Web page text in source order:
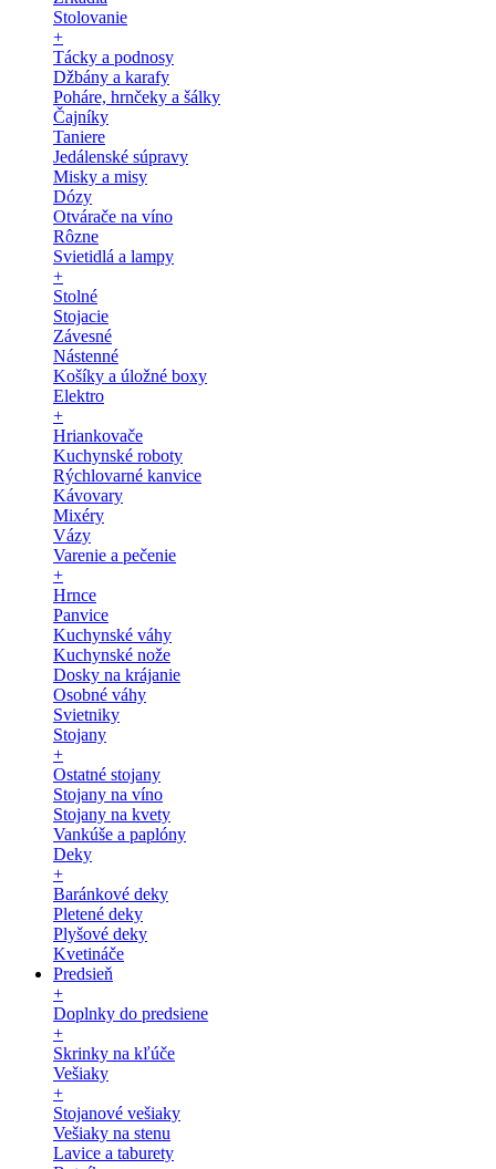
Stolovanie
+
Tácky a podnosy
Džbány a karafy
Poháre, hrnčeky a šálky
Čajníky
Taniere
Jedálenské súpravy
Misky a misy
Dózy
Otvárače na víno
Rôzne
Svietidlá a lampy
+
Stolné
Stojacie
Závesné
Nástenné
Košíky a úložné boxy
Elektro
+
Hriankovače
Kuchynské roboty
Rýchlovarné kanvice
Kávovary
Mixéry
Vázy
Varenie a pečenie
+
Hrnce
Panvice
Kuchynské váhy
Kuchynské nože
Dosky na krájanie
Osobné váhy
Svietniky
Stojany
+
Ostatné stojany
Stojany na víno
Stojany na kvety
Vankúše a paplóny
Deky
+
Baránkové deky
Pletené deky
Plyšové deky
Kvetináče
Predsieň
+
Doplnky do predsiene
+
Skrinky na kľúče
Vešiaky
+
Stojanové vešiaky
Vešiaky na stenu
Lavice a taburety